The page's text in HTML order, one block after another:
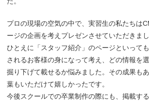
プロの現場の空気の中で、実習生の私たちは
ージの企画を考えプレゼンさせていただきまし
ひとえに「スタッフ紹介」のページといって
されるお客様の身になって考え、どの情報を
掘り下げて載せるか悩みました。その成果も
葉もいただけて嬉しかったです。
今後スクールでの卒業制作の際にも、掲載す